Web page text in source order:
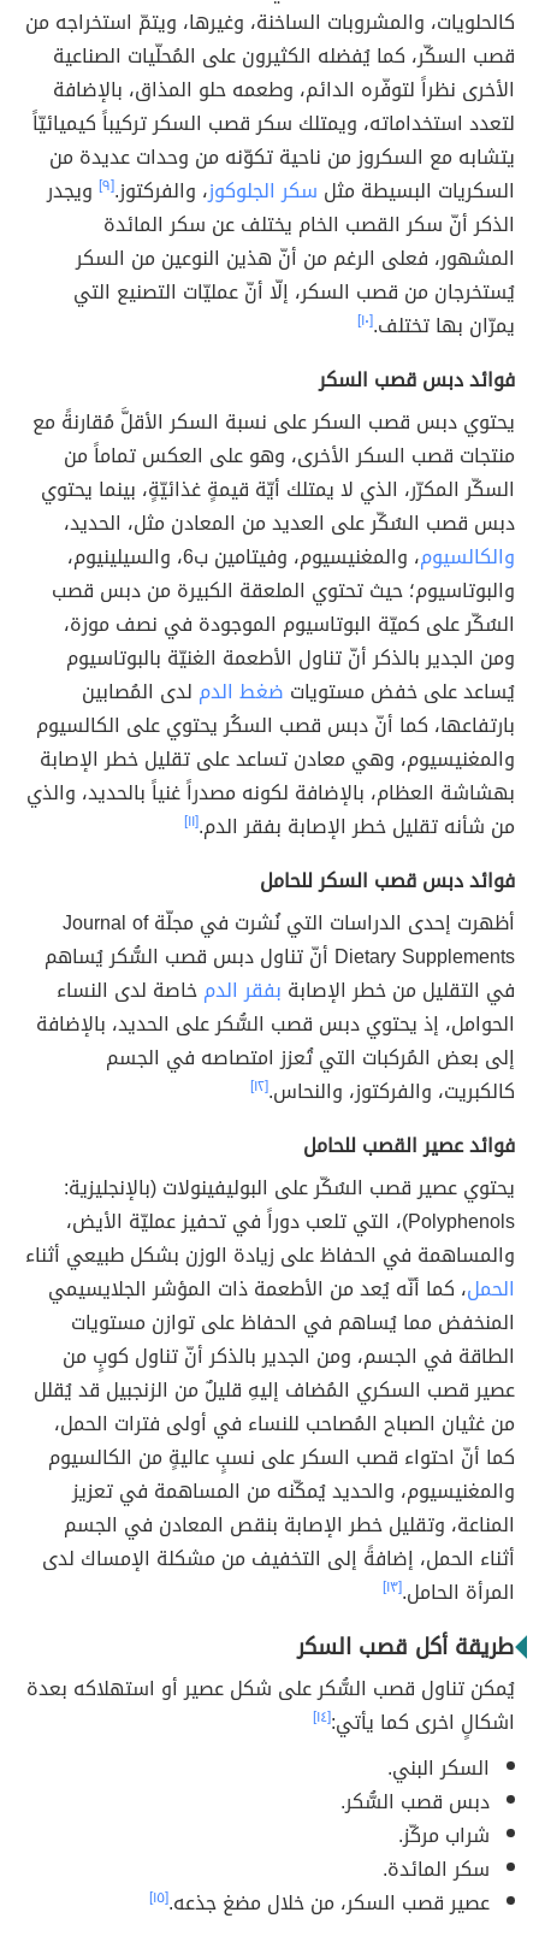
كالحلويات، والمشروبات الساخنة، وغيرها، ويتمّ استخراجه من
قصب السكّر، كما يُفضله الكثيرون على المُحلّيات الصناعية
الأخرى نظراً لتوفّره الدائم، وطعمه حلو المذاق، بالإضافة
لتعدد استخداماته، ويمتلك سكر قصب السكر تركيباً كيميائيّاً
يتشابه مع السكروز من ناحية تكوّنه من وحدات عديدة من
السكريات البسيطة مثل سكر الجلوكوز، والفركتوز.[٩]
ويجدر
الذكر أنّ سكر القصب الخام يختلف عن سكر المائدة
المشهور، فعلى الرغم من أنّ هذين النوعين من السكر
يُستخرجان من قصب السكر، إلّا أنّ عمليّات التصنيع التي
يمرّان بها تختلف.[١٠]
فوائد دبس قصب السكر
يحتوي دبس قصب السكر على نسبة السكر الأقلَّ مُقارنةً مع
منتجات قصب السكر الأخرى، وهو على العكس تماماً من
السكّر المكرّر، الذي لا يمتلك أيّة قيمةٍ غذائيّةٍ، بينما يحتوي
دبس قصب السُكّر على العديد من المعادن مثل، الحديد،
والكالسيوم
، والمغنيسيوم، وفيتامين ب6، والسيلينيوم،
والبوتاسيوم؛ حيث تحتوي الملعقة الكبيرة من دبس قصب
السُكّر على كميّة البوتاسيوم الموجودة في نصف موزة،
ومن الجدير بالذكر أنّ تناول الأطعمة الغنيّة بالبوتاسيوم
يُساعد على خفض مستويات ضغط الدم لدى المُصابين
بارتفاعها، كما أنّ دبس قصب السكُر يحتوي على الكالسيوم
والمغنيسيوم، وهي معادن تساعد على تقليل خطر الإصابة
بهشاشة العظام، بالإضافة لكونه مصدراً غنياً بالحديد، والذي
من شأنه تقليل خطر الإصابة بفقر الدم.[١١]
فوائد دبس قصب السكر للحامل
أظهرت إحدى الدراسات التي نُشرت في مجلّة Journal of
Dietary Supplements أنّ تناول دبس قصب السُّكر يُساهم
في التقليل من خطر الإصابة بفقر الدمخاصة لدى النساء
الحوامل، إذ يحتوي دبس قصب السُّكر على الحديد، بالإضافة
إلى بعض المُركبات التي تُعزز امتصاصه في الجسم
كالكبريت، والفركتوز، والنحاس.[١٢]
فوائد عصير القصب للحامل
يحتوي عصير قصب السُكّر على البوليفينولات (بالإنجليزية:
Polyphenols)، التي تلعب دوراً في تحفيز عمليّة الأيض،
والمساهمة في الحفاظ على زيادة الوزن بشكل طبيعي أثناء
الحمل، كما أنّه يُعد من الأطعمة ذات المؤشر الجلايسيمي
المنخفض مما يُساهم في الحفاظ على توازن مستويات
الطاقة في الجسم، ومن الجدير بالذكر أنّ تناول كوبٍ من
عصير قصب السكري المُضاف إليهِ قليلٌ من الزنجبيل قد يُقلل
من غثيان الصباح المُصاحب للنساء في أولى فترات الحمل،
كما أنّ احتواء قصب السكر على نسبٍ عاليةٍ من الكالسيوم
والمغنيسيوم، والحديد يُمكّنه من المساهمة في تعزيز
المناعة، وتقليل خطر الإصابة بنقص المعادن في الجسم
أثناء الحمل، إضافةً إلى التخفيف من مشكلة الإمساك لدى
المرأة الحامل.[١٣]
طريقة أكل قصب السكر
يُمكن تناول قصب السُّكر على شكل عصير أو استهلاكه بعدة
اشكالٍ اخرى كما يأتي:[١٤]
السكر البني.
دبس قصب السُّكر.
شراب مركّز.
سكر المائدة.
عصير قصب السكر، من خلال مضغ جذعه.[١٥]